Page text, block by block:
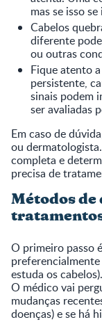
mas se isso
Cabelos
diferente
ou outras
Fique atento
persistente,
sinais podem
ser avaliadas
Em caso de
ou
completa e
precisa de
Métodos de
O primeiro passo
estuda os
O médico vai
mudanças
doenças) e se há